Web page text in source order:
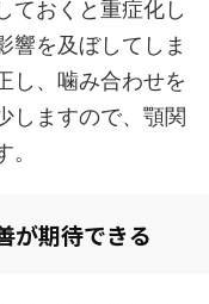
ておくと重症化し
響を及ぼしてしま
し、噛み合わせを
しますので、顎関
が期待できる